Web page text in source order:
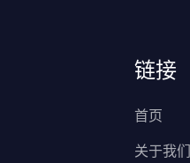
链接
首页
关于我们